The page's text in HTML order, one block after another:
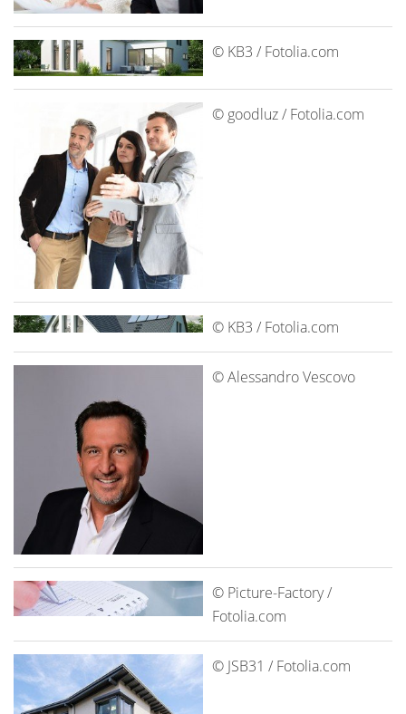
© KB3 / Fotolia.com
© goodluz / Fotolia.com
© KB3 / Fotolia.com
© Alessandro Vescovo
© Picture-Factory /
Fotolia.com
© JSB31 / Fotolia.com